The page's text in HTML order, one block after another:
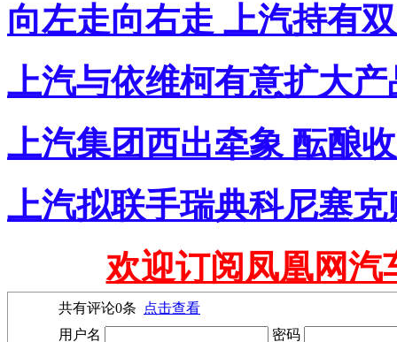
向左走向右走 上汽持有
上汽与依维柯有意扩大
上汽集团西出牵象 酝酿
上汽拟联手瑞典科尼塞
欢迎订阅凤凰网汽
共有评论0条
点击查看
用户名
密码